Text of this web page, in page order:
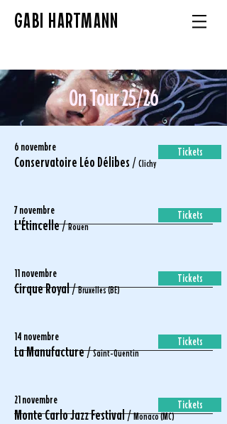
GABI HARTMANN
On Tour 25/26
6 novembre
Conservatoire Léo Délibes / Clichy
Tickets
7 novembre
L'Étincelle /Rouen
Tickets
11 novembre
Cirque Royal /Bruxelles (BE)
Tickets
14 novembre
La Manufacture /Saint-Quentin
Tickets
21 novembre
Monte Carlo Jazz Festival /Monaco (MC)
Tickets